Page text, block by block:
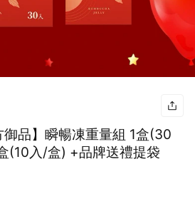
品】瞬暢凍重量組 1盒(30
(10入/盒) +品牌送禮提袋